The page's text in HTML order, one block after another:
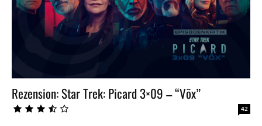
Rezension: Star Trek: Picard 3×09 – “Võx”
42